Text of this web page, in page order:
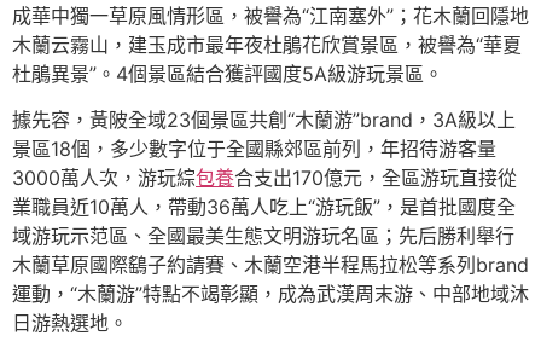
成華中獨一草原風情形區，被譽為“江南塞外”；花木蘭回隱地
木蘭云霧山，建玉成市最年夜杜鵑花欣賞景區，被譽為“華夏
杜鵑異景”。4個景區結合獲評國度5A級游玩景區。
據先容，黃陂全域23個景區共創“木蘭游”brand，3A級以上
景區18個，多少數字位于全國縣郊區前列，年招待游客量
3000萬人次，游玩綜包養合支出170億元，全區游玩直接從
業職員近10萬人，帶動36萬人吃上“游玩飯”，是首批國度全
域游玩示范區、全國最美生態文明游玩名區；先后勝利舉行
木蘭草原國際鷂子約請賽、木蘭空港半程馬拉松等系列brand
運動，“木蘭游”特點不竭彰顯，成為武漢周末游、中部地域沐
日游熱選地。